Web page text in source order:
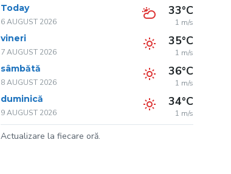
Today
6 AUGUST 2026
33°C
1 m/s
vineri
7 AUGUST 2026
35°C
1 m/s
sâmbătă
8 AUGUST 2026
36°C
1 m/s
duminică
9 AUGUST 2026
34°C
1 m/s
Actualizare la fiecare oră.